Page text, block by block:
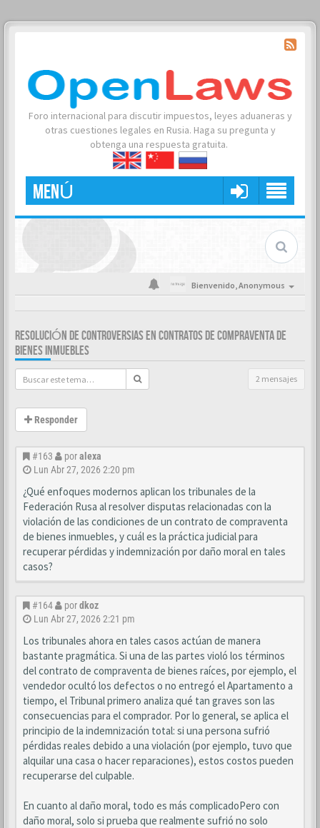
Foro internacional para discutir impuestos, leyes aduaneras y
otras cuestiones legales en Rusia. Haga su pregunta y
obtenga una respuesta gratuita.
MENÚ
Bienvenido,Anonymous
RESOLUCIÓN DE CONTROVERSIAS EN CONTRATOS DE COMPRAVENTA DE
BIENES INMUEBLES
2 mensajes
Responder
#163 poralexa
Lun Abr 27, 2026 2:20 pm
¿Qué enfoques modernos aplican los tribunales de la
Federación Rusa al resolver disputas relacionadas con la
violación de las condiciones de un contrato de compraventa
de bienes inmuebles, y cuál es la práctica judicial para
recuperar pérdidas y indemnización por daño moral en tales
casos?
#164 pordkoz
Lun Abr 27, 2026 2:21 pm
Los tribunales ahora en tales casos actúan de manera
bastante pragmática. Si una de las partes violó los términos
del contrato de compraventa de bienes raíces, por ejemplo, el
vendedor ocultó los defectos o no entregó el Apartamento a
tiempo, el Tribunal primero analiza qué tan graves son las
consecuencias para el comprador. Por lo general, se aplica el
principio de la indemnización total: si una persona sufrió
pérdidas reales debido a una violación (por ejemplo, tuvo que
alquilar una casa o hacer reparaciones), estos costos pueden
recuperarse del culpable.
En cuanto al daño moral, todo es más complicadoPero con
daño moral, solo si prueba que realmente sufrió no solo